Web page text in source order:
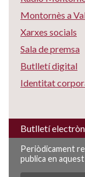
Montornès a
Xarxes socials
Sala de premsa
Butlletí digital
Identitat
Butlletí
Periòdicament
publica en